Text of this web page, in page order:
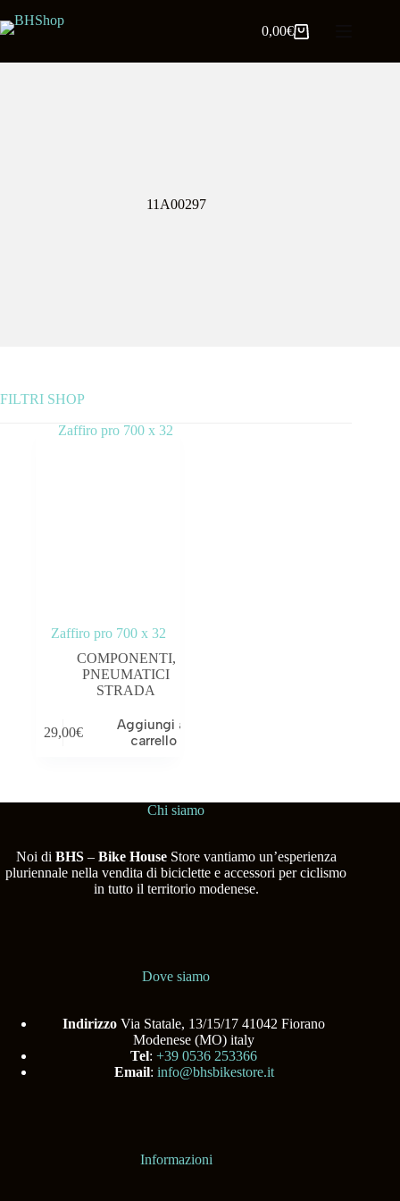
0,00€
11A00297
FILTRI SHOP
Zaffiro pro 700 x 32
COMPONENTI,
PNEUMATICI
STRADA
29,00€
Aggiungi al
carrello
Chi siamo
Noi di BHS– Bike HouseStore vantiamo un’esperienza
pluriennale nella vendita di biciclette e accessori per ciclismo
in tutto il territorio modenese.
Dove siamo
Indirizzo Via Statale, 13/15/17 41042 Fiorano
Modenese (MO) italy
Tel:+39 0536 253366
Email: info@bhsbikestore.it
Informazioni